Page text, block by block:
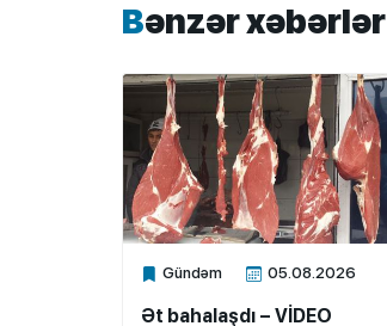
Bənzər xəbərlər
Gündəm 05.08.2026
Xalq.Online
Ət bahalaşdı – VİDEO